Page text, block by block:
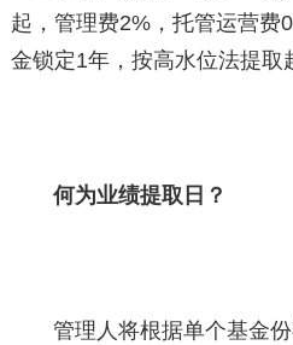
起，管理费2%，托管运营费
金锁定1年，按高水位法提取
何为业绩提取日？
管理人将根据单个基金